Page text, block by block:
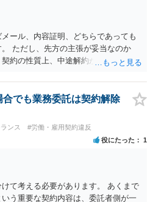
ります。 この点を根拠に、賠償責任
ります。フリーランス保護新法で
配慮として「そのような場合の対応
おくこと」が配慮の例として挙げら
、建設的な対話を通じて解決策を探る
て伝えた上で、今後の対応（代替要
について冷静に話し合うことが重要
ール、内容証明、どちらであっても
ただし、先方の主張が妥当なのか
契約の性質上、中途解約が認められる
近隣の弁護士に一度ご相談にいかれ
。 でも業務委託は契約解除
ンス #労働・雇用契約違反
役にたった 1
て考える必要があります。 あくまで
う重要な契約内容は、委託者側が一